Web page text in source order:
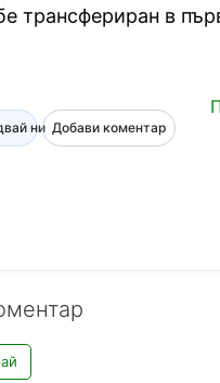
трансфериран в
ни Добави коментар